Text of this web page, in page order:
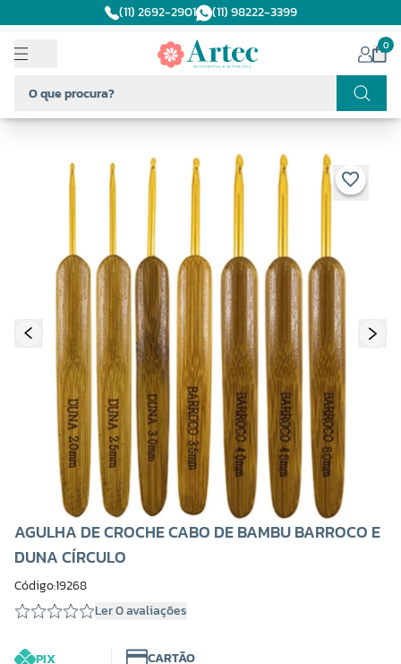
(11) 2692-2901 (11) 98222-3399
0
AGULHA DE CROCHE CABO DE BAMBU BARROCO E
DUNA CÍRCULO
Código:19268
Ler 0 avaliações
PIX
CARTÃO